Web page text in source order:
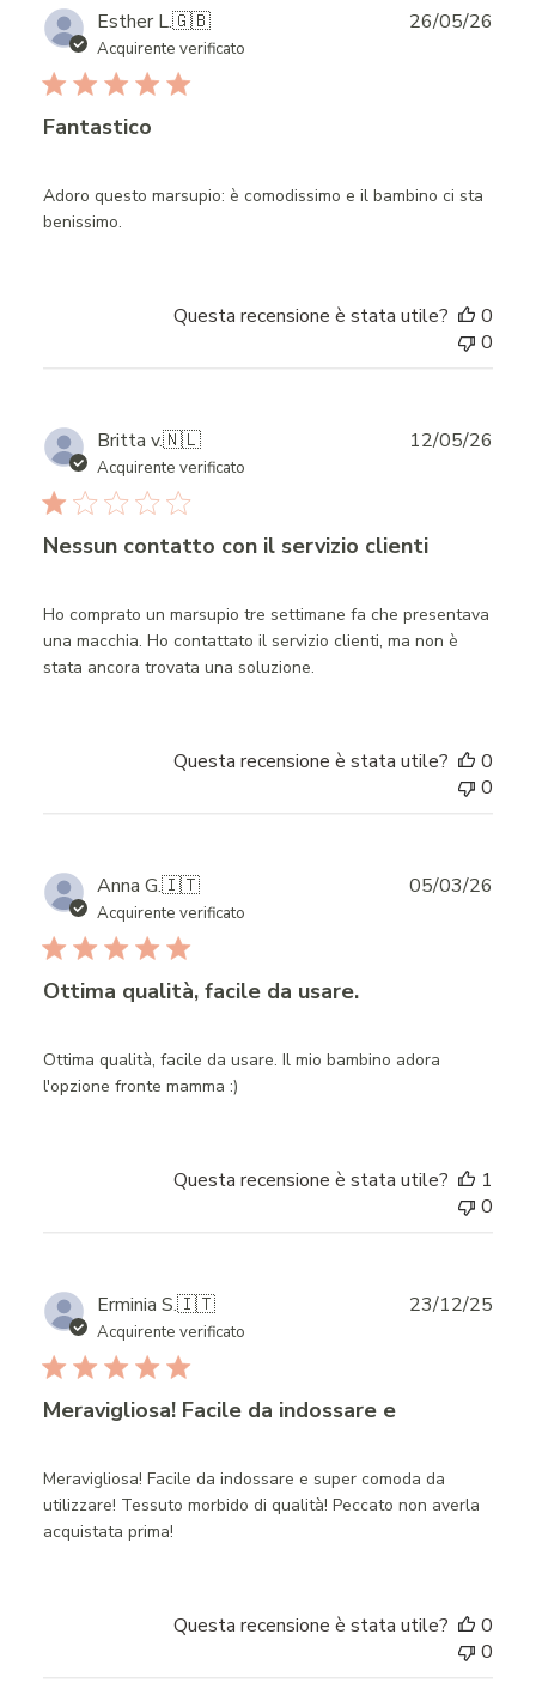
Esther L.🇬🇧
Acquirente verificato
Fantastico
Adoro questo marsupio: è comodissimo e il bambino ci sta
benissimo.
26/05/26
Questa recensione è stata utile?
0
0
Britta v.🇳🇱
Acquirente verificato
Nessun contatto con il servizio clienti
Ho comprato un marsupio tre settimane fa che presentava
una macchia. Ho contattato il servizio clienti, ma non è
stata ancora trovata una soluzione.
12/05/26
Questa recensione è stata utile?
0
0
Anna G.🇮🇹
Acquirente verificato
Ottima qualità, facile da usare.
Ottima qualità, facile da usare. Il mio bambino adora
l'opzione fronte mamma :)
05/03/26
Questa recensione è stata utile?
1
0
Erminia S.🇮🇹
Acquirente verificato
Meravigliosa! Facile da indossare e
Meravigliosa! Facile da indossare e super comoda da
utilizzare! Tessuto morbido di qualità! Peccato non averla
acquistata prima!
23/12/25
Questa recensione è stata utile?
0
0